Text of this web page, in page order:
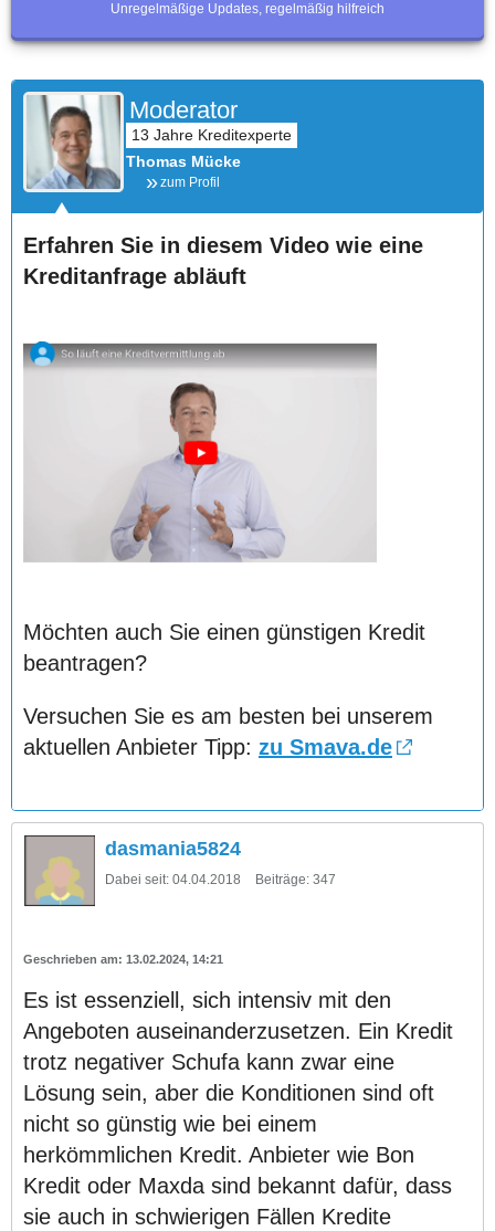
Unregelmäßige Updates, regelmäßig hilfreich
Moderator
Thomas Mücke
zum Profil
Erfahren Sie in diesem Video wie eine
Kreditanfrage abläuft
Möchten auch Sie einen günstigen Kredit
beantragen?
Versuchen Sie es am besten bei unserem
aktuellen Anbieter Tipp: zu Smava.de
dasmania5824
Dabei seit: 04.04.2018 Beiträge: 347
13.02.2024, 14:21
Es ist essenziell, sich intensiv mit den
Angeboten auseinanderzusetzen. Ein Kredit
trotz negativer Schufa kann zwar eine
Lösung sein, aber die Konditionen sind oft
nicht so günstig wie bei einem
herkömmlichen Kredit. Anbieter wie Bon
Kredit oder Maxda sind bekannt dafür, dass
sie auch in schwierigen Fällen Kredite